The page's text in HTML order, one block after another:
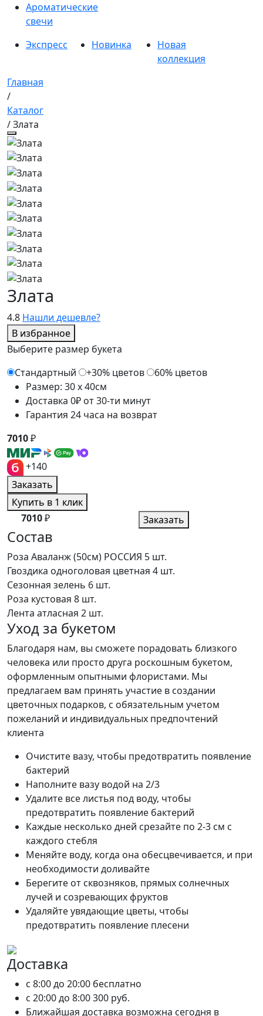
Ароматические
свечи
Экспресс
Новинка
Новая
коллекция
Главная
/
Каталог
/ Злата
4.8 Нашли дешевле?
В избранное
Злата
Выберите размер букета
Стандартный
+30% цветов
60% цветов
Размер: 30 x 40см
Доставка 0₽ от 30-ти минут
Гарантия 24 часа на возврат
7010₽
+140
Заказать
Купить в 1 клик
7010₽ Заказать
Состав
Роза Аваланж (50см) РОССИЯ 5 шт.
Гвоздика одноголовая цветная 4 шт.
Сезонная зелень 6 шт.
Роза кустовая 8 шт.
Лента атласная 2 шт.
Уход за букетом
Благодаря нам, вы сможете порадовать близкого
человека или просто друга роскошным букетом,
оформленным опытными флористами. Мы
предлагаем вам принять участие в создании
цветочных подарков, с обязательным учетом
пожеланий и индивидуальных предпочтений
клиента
Очистите вазу, чтобы предотвратить появление
бактерий
Наполните вазу водой на 2/3
Удалите все листья под воду, чтобы
предотвратить появление бактерий
Каждые несколько дней срезайте по 2-3 см с
каждого стебля
Меняйте воду, когда она обесцвечивается, и при
необходимости доливайте
Берегите от сквозняков, прямых солнечных
лучей и созревающих фруктов
Удаляйте увядающие цветы, чтобы
предотвратить появление плесени
Доставка
c 8:00 до 20:00 бесплатно
c 20:00 до 8:00300 руб.
Ближайшая доставка возможна сегодня в